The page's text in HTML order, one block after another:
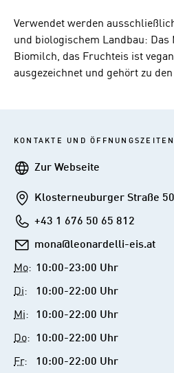
Verwendet werden
und biologischem Landbau: Das
Biomilch, das Fruchteis ist
ausgezeichnet und gehört zu
KONTAKTE UND ÖFFNUNGSZEITEN
WebseiteZur Webseite
AddresseKlosterneuburger Straße
Telefon+43 1 676 50 65 812
E-
mona@leonardelli-eis.at
Mo: 10:00-23:00 Uhr
Di: 10:00-22:00 Uhr
Mi: 10:00-22:00 Uhr
Do: 10:00-22:00 Uhr
Fr: 10:00-22:00 Uhr